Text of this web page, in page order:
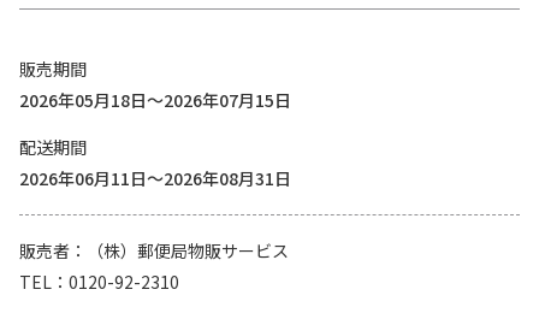
販売期間
2026年05月18日～2026年07月15日
配送期間
2026年06月11日～2026年08月31日
販売者
（株）郵便局物販サービス
TEL
0120-92-2310